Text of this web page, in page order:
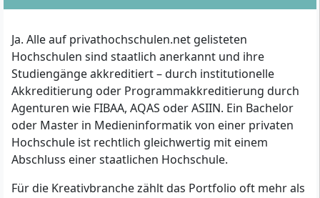
Ja. Alle auf privathochschulen.net gelisteten
Hochschulen sind staatlich anerkannt und ihre
Studiengänge akkreditiert – durch institutionelle
Akkreditierung oder Programmakkreditierung durch
Agenturen wie FIBAA, AQAS oder ASIIN. Ein Bachelor
oder Master in Medieninformatik von einer privaten
Hochschule ist rechtlich gleichwertig mit einem
Abschluss einer staatlichen Hochschule.
Für die Kreativbranche zählt das Portfolio oft mehr als